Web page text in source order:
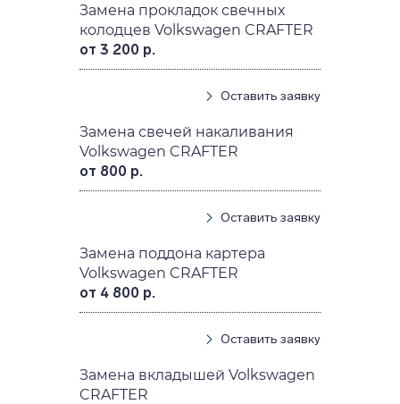
Замена прокладок свечных
колодцев Volkswagen CRAFTER
от 3 200 р.
Оставить заявку
Замена свечей накаливания
Volkswagen CRAFTER
от 800 р.
Оставить заявку
Замена поддона картера
Volkswagen CRAFTER
от 4 800 р.
Оставить заявку
Замена вкладышей Volkswagen
CRAFTER